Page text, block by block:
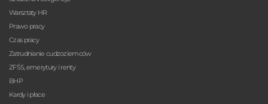
Warsztaty HR
Prawo pracy
Czas pracy
Zatrudnianie cudzoziemców
ZFŚS, emerytury i renty
BHP
Kardy i płace